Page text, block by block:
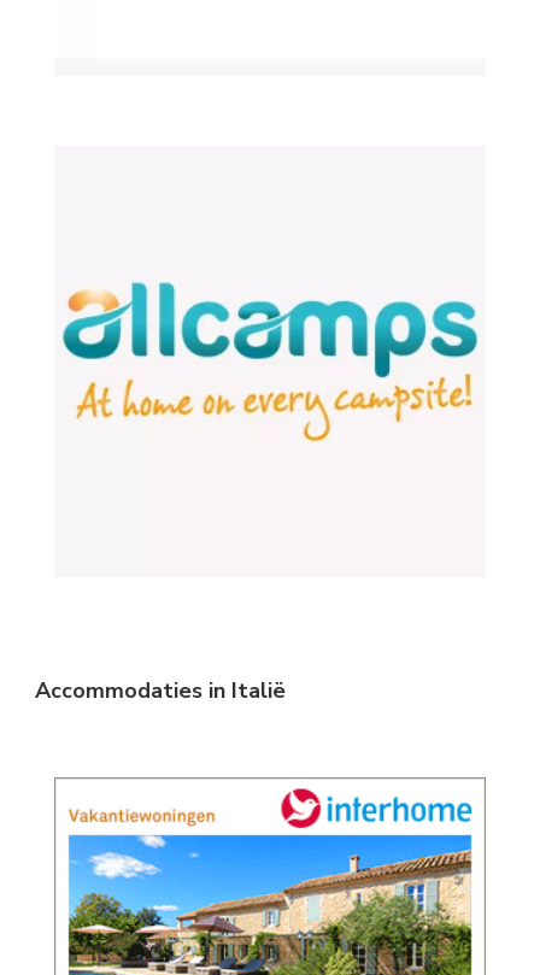
Accommodaties in Italië